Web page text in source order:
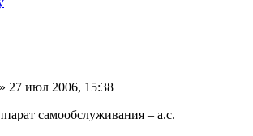
» 27 июл 2006, 15:38
самообслуживания – а.с.